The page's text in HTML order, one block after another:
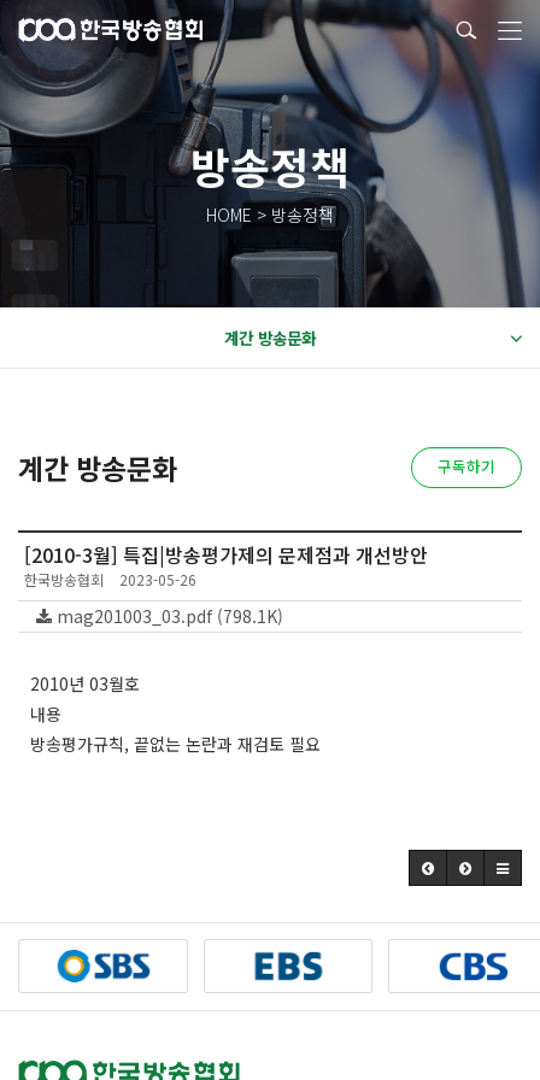
방송정책
HOME > 방송정책
계간 방송문화
계간 방송문화 구독하기
[2010-3월] 특집|방송평가제의 문제점과 개선방안
한국방송협회 2023-05-26
mag201003_03.pdf (798.1K)
2010년 03월호
내용
방송평가규칙, 끝없는 논란과 재검토 필요